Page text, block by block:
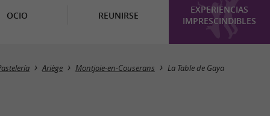
OCIO REUNIRSE
EXPERIENCIAS
IMPRESCINDIBLES
Ariège Montjoie-en-Couserans La Table de Gaya